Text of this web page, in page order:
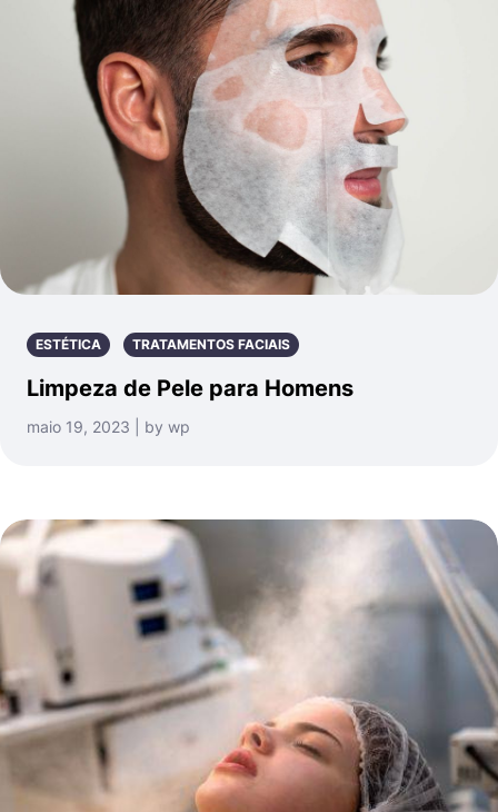
ESTÉTICA TRATAMENTOS FACIAIS
Limpeza de Pele para Homens
maio 19, 2023 | by wp